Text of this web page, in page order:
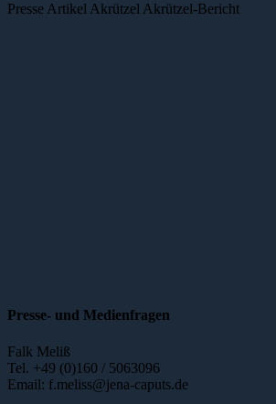
Presse Artikel Akrützel Akrützel-Bericht
Presse- und Medienfragen
Falk Meliß
Tel. +49 (0)160 / 5063096
Email: f.meliss@jena-caputs.de